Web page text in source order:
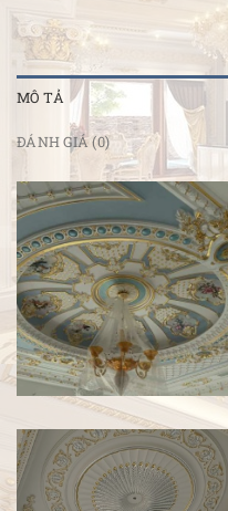
MÔ TẢ
ĐÁNH GIÁ (0)